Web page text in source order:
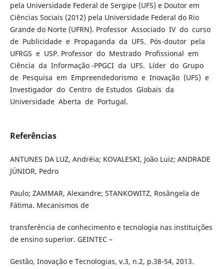
pela Universidade Federal de Sergipe (UFS) e Doutor em
Ciências Sociais (2012) pela Universidade Federal do Rio
Grande do Norte (UFRN). Professor Associado IV do curso
de Publicidade e Propaganda da UFS. Pós-doutor pela
UFRGS e USP. Professor do Mestrado Profissional em
Ciência da Informação -PPGCI da UFS. Líder do Grupo
de Pesquisa em Empreendedorismo e Inovação (UFS) e
Investigador do Centro de Estudos Globais da
Universidade Aberta de Portugal.
Referências
ANTUNES DA LUZ, Andréia; KOVALESKI, João Luiz; ANDRADE
JÚNIOR, Pedro
Paulo; ZAMMAR, Alexandre; STANKOWITZ, Rosângela de
Fátima. Mecanismos de
transferência de conhecimento e tecnologia nas instituições
de ensino superior. GEINTEC –
Gestão, Inovação e Tecnologias, v.3, n.2, p.38-54, 2013.